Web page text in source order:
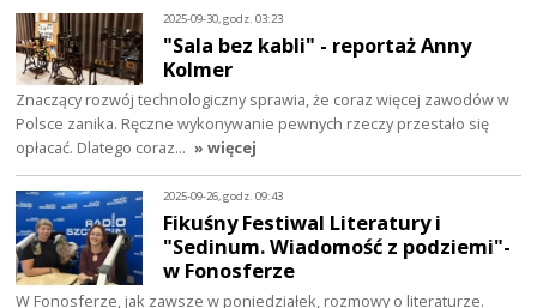
2025-09-30, godz. 03:23
"Sala bez kabli" - reportaż Anny
Kolmer
Znaczący rozwój technologiczny sprawia, że coraz więcej zawodów w
Polsce zanika. Ręczne wykonywanie pewnych rzeczy przestało się
opłacać. Dlatego coraz… » więcej
2025-09-26, godz. 09:43
Fikuśny Festiwal Literatury i
"Sedinum. Wiadomość z podziemi"-
w Fonosferze
W Fonosferze, jak zawsze w poniedziałek, rozmowy o literaturze.